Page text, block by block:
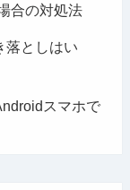
合の対処法
落としはい
スマホで